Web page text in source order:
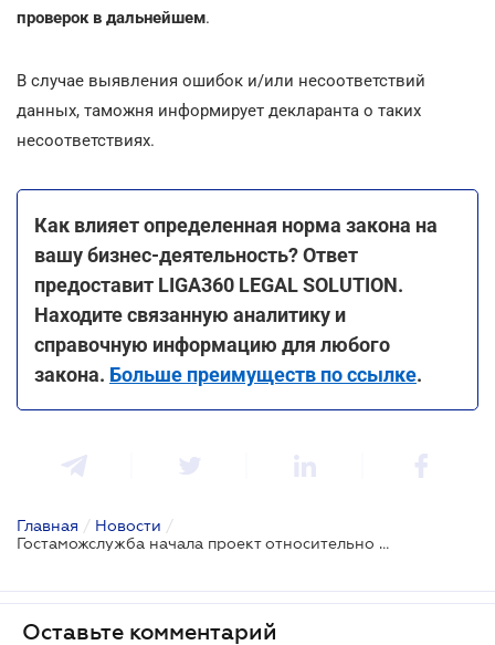
проверок в дальнейшем.
В случае выявления ошибок и/или несоответствий
данных, таможня информирует декларанта о таких
несоответствиях.
Как влияет определенная норма закона на
вашу бизнес-деятельность? Ответ
предоставит LIGA360 LEGAL SOLUTION.
Находите связанную аналитику и
справочную информацию для любого
закона. Больше преимуществ по ссылке.
Главная / Новости /
Гостаможслужба начала проект относительно осуществления пост-таможенного контроля
Оставьте комментарий